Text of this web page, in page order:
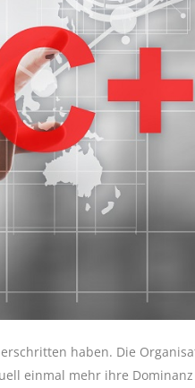
haben. Die
einmal mehr ihre